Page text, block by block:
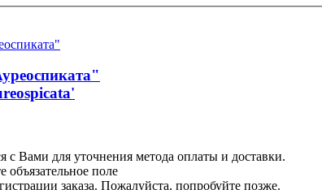
с Вами для уточнения метода оплаты и доставки.
объязательное поле
заказа. Пожалуйста, попробуйте позже.